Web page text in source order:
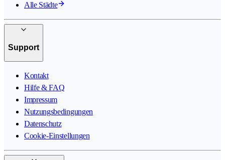
Alle Städte
Support
Kontakt
Hilfe & FAQ
Impressum
Nutzungsbedingungen
Datenschutz
Cookie-Einstellungen